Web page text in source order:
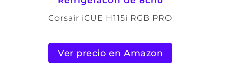
Corsair iCUE H115i RGB PRO
Ver precio en Amazon